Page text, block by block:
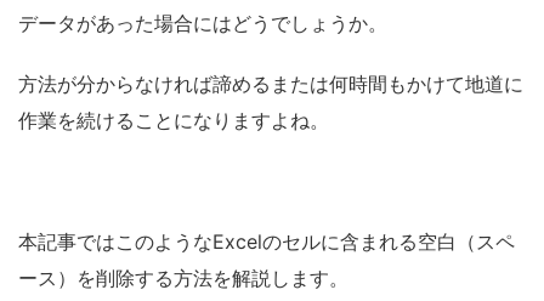
データがあった場合にはどうでしょうか。
方法が分からなければ諦めるまたは何時間もかけて地道に
作業を続けることになりますよね。
本記事ではこのようなExcelのセルに含まれる空白（スペ
ース）を削除する方法を解説します。